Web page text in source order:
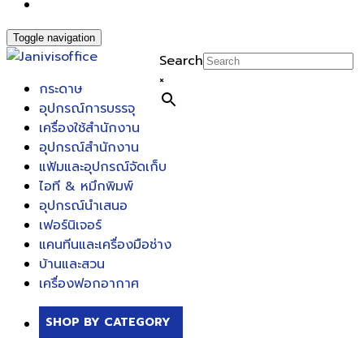
Toggle navigation
Search
×
กระดาษ
อุปกรณ์การบรรจุ
เครื่องใช้สำนักงาน
อุปกรณ์สำนักงาน
แฟ้มและอุปกรณ์จัดเก็บ
ไอที & หมึกพิมพ์
อุปกรณ์นำเสนอ
เฟอร์นิเจอร์
แคนทีนและเครื่องมือช่าง
บ้านและสวน
เครื่องฟอกอากาศ
SHOP BY CATEGORY